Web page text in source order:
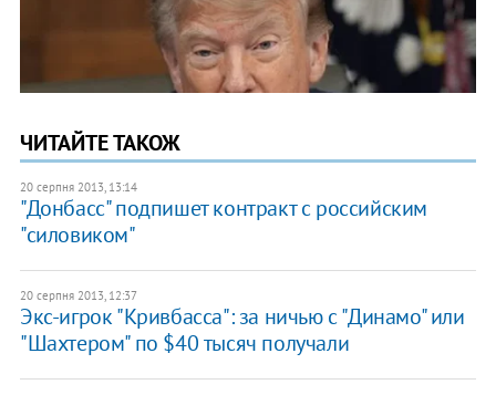
ЧИТАЙТЕ ТАКОЖ
20 серпня 2013, 13:14
"Донбасс" подпишет контракт с российским
"силовиком"
20 серпня 2013, 12:37
Экс-игрок "Кривбасса": за ничью с "Динамо" или
"Шахтером" по $40 тысяч получали